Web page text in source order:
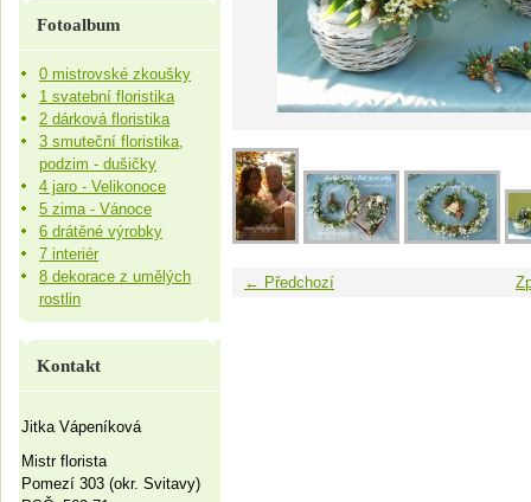
← Předchozí
Fotoalbum
0 mistrovské zkoušky
1 svatební floristika
2 dárková floristika
3 smuteční floristika,
podzim - dušičky
4 jaro - Velikonoce
5 zima - Vánoce
6 drátěné výrobky
7 interiér
8 dekorace z umělých
rostlin
Kontakt
Jitka Vápeníková
Mistr florista
Pomezí 303 (okr. Svitavy)